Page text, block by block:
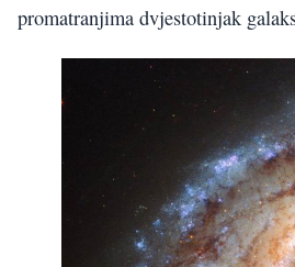
promatranjima dvjestotinjak